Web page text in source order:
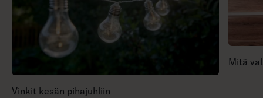
Vinkit kesän pihajuhliin
Mitä